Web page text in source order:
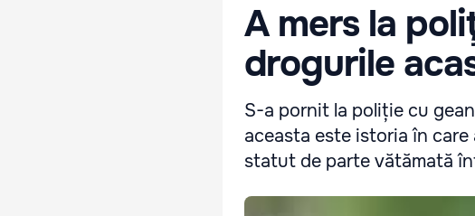
A mers la
drogurile
S-a pornit la poliție cu
aceasta este istoria în care
statut de parte vătămată